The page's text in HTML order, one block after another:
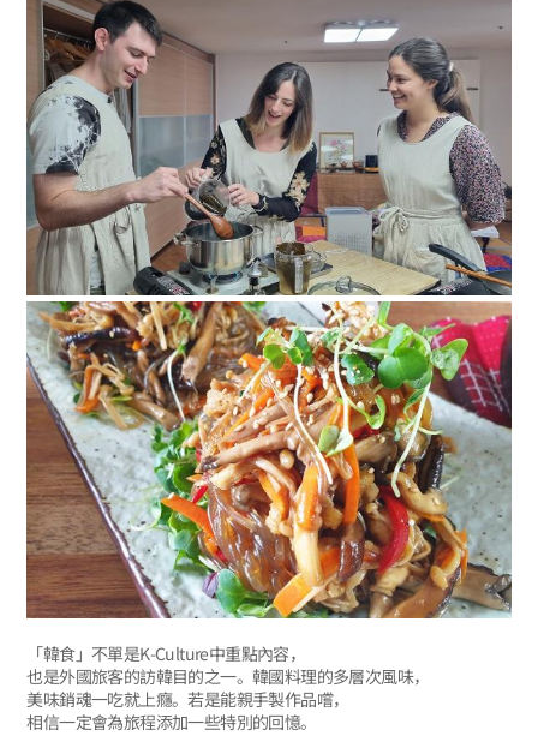
「韓食」不單是K-Culture中重點內容，
也是外國旅客的訪韓目的之一。韓國料理的多層次風味，
美味銷魂一吃就上癮。若是能親手製作品嚐，
相信一定會為旅程添加一些特別的回憶。